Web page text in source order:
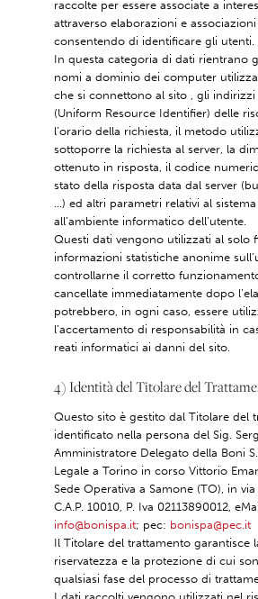
raccolte per essere associate a
attraverso elaborazioni e
consentendo di identificare gli utenti.
In questa categoria di dati rientrano
nomi a dominio dei computer
che si connettono al sito , gli indirizzi
(Uniform Resource Identifier) delle
l’orario della richiesta, il metodo
sottoporre la richiesta al server, la
ottenuto in risposta, il codice
stato della risposta data dal server
...) ed altri parametri relativi al
all’ambiente informatico dell’utente.
Questi dati vengono utilizzati al solo
informazioni statistiche anonime
controllarne il corretto
cancellate immediatamente dopo
potrebbero, in ogni caso, essere
l’accertamento di responsabilità in
reati informatici ai danni del sito.
4) Identità del Titolare del
Questo sito è gestito dal Titolare del
identificato nella persona del Sig.
Amministratore Delegato della Boni
Legale a Torino in corso Vittorio
Sede Operativa a Samone (TO), in
C.A.P. 10010, P. Iva 02113890012,
info@bonispa.it; pec: bonispa@pec.it
Il Titolare del trattamento garantisce
riservatezza e la protezione di cui
qualsiasi fase del processo di